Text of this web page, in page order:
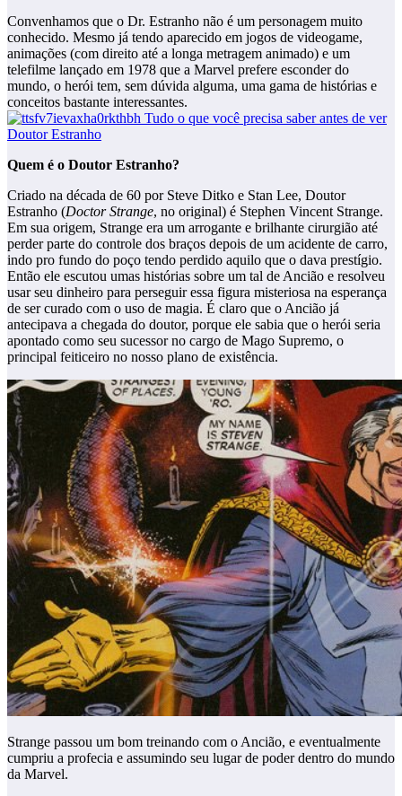
Convenhamos que o Dr. Estranho não é um personagem muito
conhecido. Mesmo já tendo aparecido em jogos de videogame,
animações (com direito até a longa metragem animado) e um
telefilme lançado em 1978 que a Marvel prefere esconder do
mundo, o herói tem, sem dúvida alguma, uma gama de histórias e
conceitos bastante interessantes.
Quem é o Doutor Estranho?
Criado na década de 60 por Steve Ditko e Stan Lee, Doutor
Estranho (Doctor Strange, no original) é Stephen Vincent Strange.
Em sua origem, Strange era um arrogante e brilhante cirurgião até
perder parte do controle dos braços depois de um acidente de carro,
indo pro fundo do poço tendo perdido aquilo que o dava prestígio.
Então ele escutou umas histórias sobre um tal de Ancião e resolveu
usar seu dinheiro para perseguir essa figura misteriosa na esperança
de ser curado com o uso de magia. É claro que o Ancião já
antecipava a chegada do doutor, porque ele sabia que o herói seria
apontado como seu sucessor no cargo de Mago Supremo, o
principal feiticeiro no nosso plano de existência.
Strange passou um bom treinando com o Ancião, e eventualmente
cumpriu a profecia e assumindo seu lugar de poder dentro do mundo
da Marvel.